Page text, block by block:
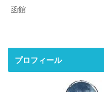
函館
プロフィール